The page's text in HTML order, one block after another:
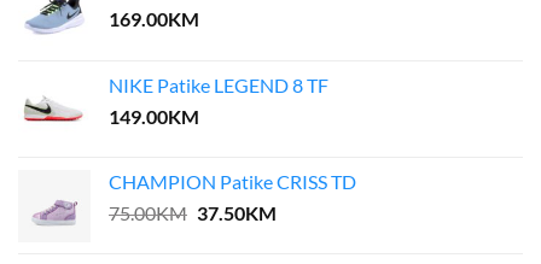
169.00KM
NIKE Patike LEGEND 8 TF
149.00KM
CHAMPION Patike CRISS TD
75.00KM Original
37.50KMCurrent